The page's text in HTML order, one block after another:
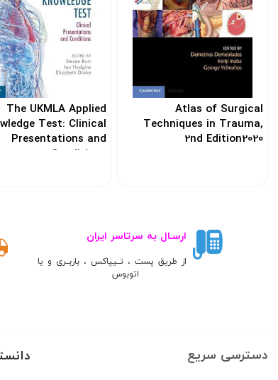
Atlas of Surgical
Techniques in Trauma,
2nd Edition2020
The UKMLA Applied
Test: Clinical
Presentations and
Conditions
ارسـال به سرتاسر ایران
از طریق پست ، تــیپاکس ، باربــری و یا
اتوبوس
دسترسی سریع